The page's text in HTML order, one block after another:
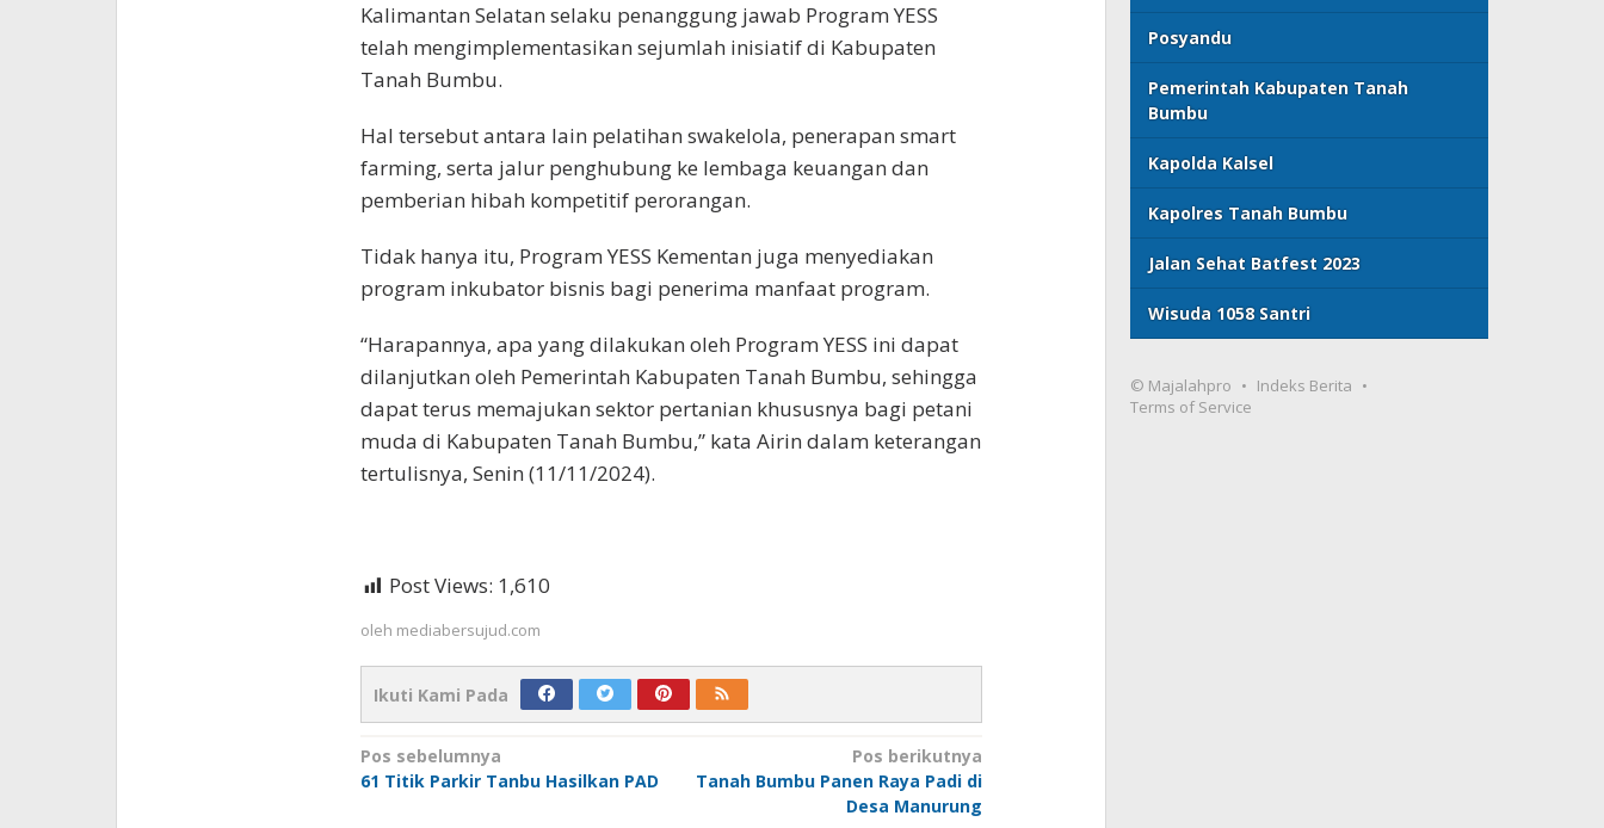
Kalimantan Selatan selaku penanggung jawab Program YESS
telah mengimplementasikan sejumlah inisiatif di Kabupaten
Tanah Bumbu.
Hal tersebut antara lain pelatihan swakelola, penerapan smart
farming, serta jalur penghubung ke lembaga keuangan dan
pemberian hibah kompetitif perorangan.
Tidak hanya itu, Program YESS Kementan juga menyediakan
program inkubator bisnis bagi penerima manfaat program.
“Harapannya, apa yang dilakukan oleh Program YESS ini dapat
dilanjutkan oleh Pemerintah Kabupaten Tanah Bumbu, sehingga
dapat terus memajukan sektor pertanian khususnya bagi petani
muda di Kabupaten Tanah Bumbu,” kata Airin dalam keterangan
tertulisnya, Senin (11/11/2024).
Post Views: 1,610
oleh mediabersujud.com
Ikuti Kami Pada
Navigasi
pos
Pos sebelumnya
61 Titik Parkir Tanbu Hasilkan PAD
Pos berikutnya
Tanah Bumbu Panen Raya Padi di
Desa Manurung
Posyandu
Pemerintah Kabupaten Tanah
Bumbu
Kapolda Kalsel
Kapolres Tanah Bumbu
Jalan Sehat Batfest 2023
Wisuda 1058 Santri
© Majalahpro
Indeks Berita
Terms of Service